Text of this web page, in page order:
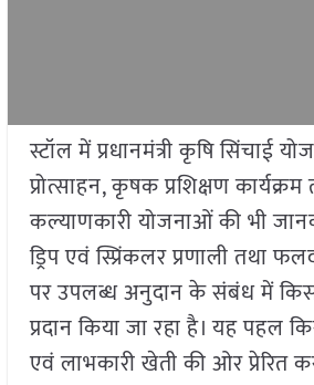
स्टॉल में प्रधानमंत्री कृषि सिंचाई
प्रोत्साहन, कृषक प्रशिक्षण
कल्याणकारी योजनाओं की भी
ड्रिप एवं स्प्रिंकलर प्रणाली तथा
पर उपलब्ध अनुदान के संबंध में
प्रदान किया जा रहा है। यह पहल
एवं लाभकारी खेती की ओर प्रेरित